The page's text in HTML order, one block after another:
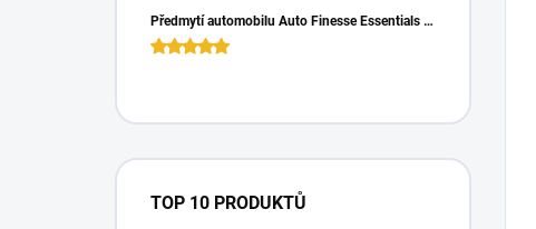
Předmytí automobilu Auto Finesse Essentials Pre-Wash (500 ml)
TOP 10 PRODUKTŮ